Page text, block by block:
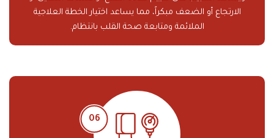
الارتجاع أو الضعف مبكراً، مما يساعد اختيار الخطة العلاجية
الملائمة ومتابعة صحة القلب بانتظام.